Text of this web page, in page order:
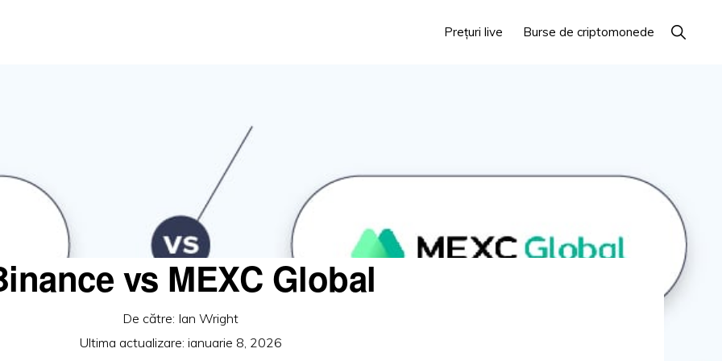
Prețuri live Burse de criptomonede Arată
vs MEXC Global
De către: Ian Wright
Ultima actualizare: ianuarie 8, 2026